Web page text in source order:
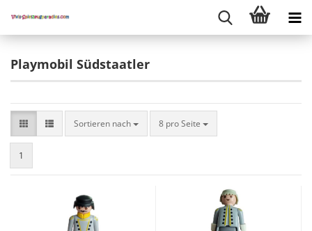
Playmobil Südstaatler
Sortieren nach 8 pro Seite
1